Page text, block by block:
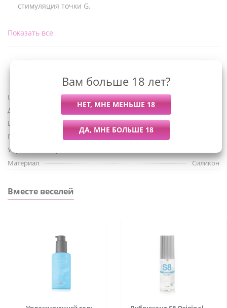
стимуляция точки G.
Снабжены 8 режимами работы. Управление
Технология SenseMotion™ позволяет использовать
чувствительный к движениям пульт управления, чтобы
усилить ощущения простым взмахом руки.
Шарики сделаны из безопасного для здоровья силикона
анатомического строения, а также полностью
водонепроницаемы.
Применение и уход:
с мягким мылом. Нанесите на игрушку лубрикант на
вагинального проникновения, а также во время
вибрации придаст процессу максимум приятных
ощущений. Используйте универсальную или
вагинальную смазку, т.к. она имеет более жидкую
Показать все
Штрих-код
Для кого
Цвет
Питание
Управление с приложения
Материал
Силикон
Вместе веселей
Вам больше 18 лет?